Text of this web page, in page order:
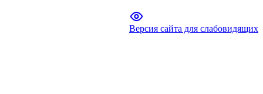
Версия сайта для слабовидящих